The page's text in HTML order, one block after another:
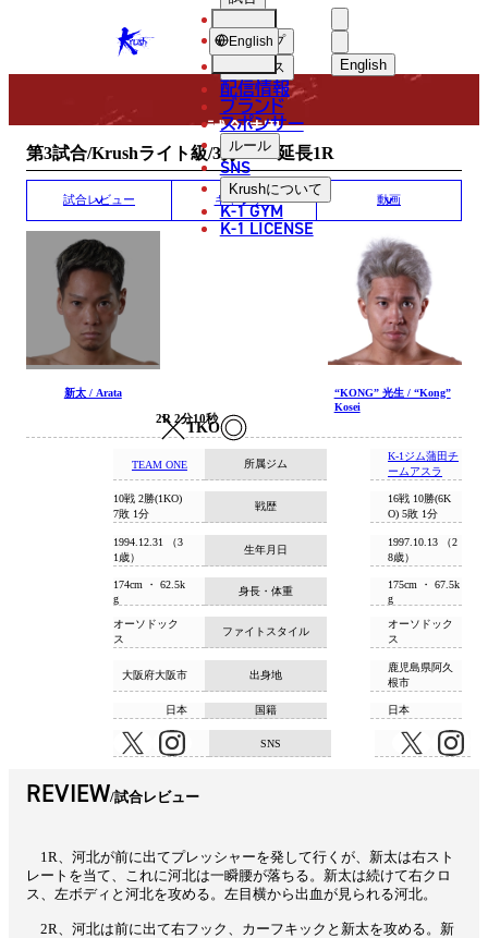
KRUSH English
한국어
中文（简体
中文（繁體
العربية
ショップ
ニュース
配信情報
ブランド
スポンサー
ルール
SNS
Krushについて
K-1 GYM
K-1 LICENSE
English
MATCH RESULT
試合結果
第3試合/Krushライト級/3分3R・延長1R
試合レビュー ギャラリー 動画
新太 / Arata
TKO
2R 2分10秒
“KONG” 光生 / “Kong”
Kosei
所属ジム
TEAM ONE
K-1ジム蒲田チ
ームアスラ
戦歴
10戦 2勝(1KO)
7敗 1分
16戦 10勝(6K
O) 5敗 1分
生年月日
1994.12.31 （3
1歳）
1997.10.13 （2
8歳）
身長・体重
174cm ・ 62.5k
g
175cm ・ 67.5k
g
ファイトスタイル
オーソドック
ス
オーソドック
ス
出身地
大阪府大阪市
鹿児島県阿久
根市
国籍
日本 日本
SNS
REVIEW 試合レビュー
1R、河北が前に出てプレッシャーを発して行くが、新太は右スト
レートを当て、これに河北は一瞬腰が落ちる。新太は続けて右クロ
ス、左ボディと河北を攻める。左目横から出血が見られる河北。
2R、河北は前に出て右フック、カーフキックと新太を攻める。新